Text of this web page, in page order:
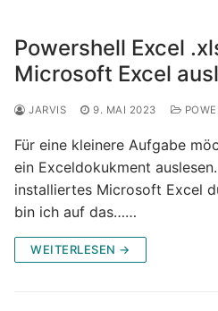
Powershell Excel
Microsoft Excel
JARVIS 9. MAI 2023
Für eine kleinere Aufgabe
ein Exceldokukment
installiertes Microsoft Excel
bin ich auf das……
WEITERLESEN →